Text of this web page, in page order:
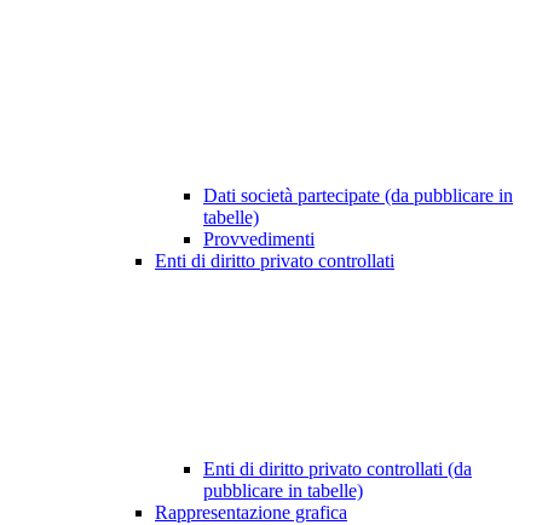
Dati società partecipate (da pubblicare in
tabelle)
Provvedimenti
Enti di diritto privato controllati
Enti di diritto privato controllati (da
pubblicare in tabelle)
Rappresentazione grafica